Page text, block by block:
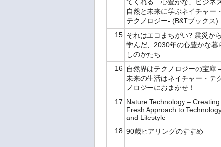
てくれる「心豊かな」ビジネ
自然と未来に学ぶネイチャー
テクノロジー- (B&Tブックス)
15 それはエコまちがい? 震災か
学んだ、2030年の心豊かな暮
しのかたち
16
自然界はテクノロジーの宝庫
未来の生活はネイチャー・テ
ノロジーにおまかせ！
17 Nature Technology – Creating
Fresh Approach to Technology
and Lifestyle
18 90歳ヒアリングのすすめ